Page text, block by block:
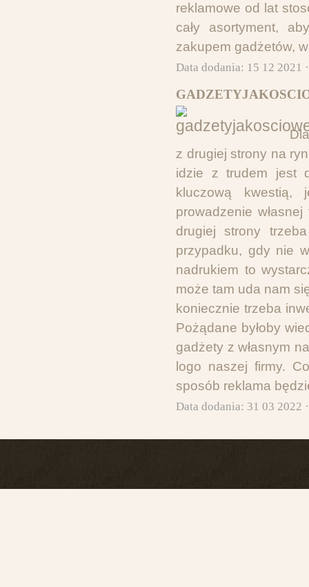
reklamowe od lat
cały asortyment,
zakupem gadżetów,
Data dodania: 15 12 2021
z drugiej strony na
idzie z trudem jest
kluczową kwestią,
prowadzenie
drugiej strony
przypadku, gdy nie
nadrukiem to
może tam uda nam
koniecznie trzeba
Pożądane byłoby
gadżety z własnym
logo naszej firmy.
sposób reklama
Data dodania: 31 03 2022